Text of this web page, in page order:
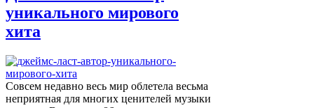
уникального мирового
хита
Совсем недавно весь мир облетела весьма
неприятная для многих ценителей музыки